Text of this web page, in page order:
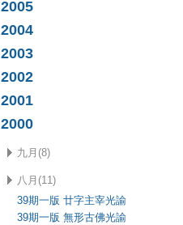
2005
2004
2003
2002
2001
2000
九月(8)
八月(11)
39期一版 廿字主宰光諭
39期一版 無形古佛光諭